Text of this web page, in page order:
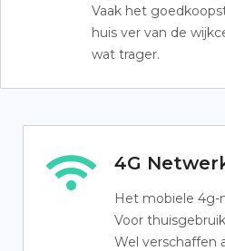
Vaak het
huis ver van de
wat trager.
4G
Het mobiele 4g-
Voor
Wel verschaffen